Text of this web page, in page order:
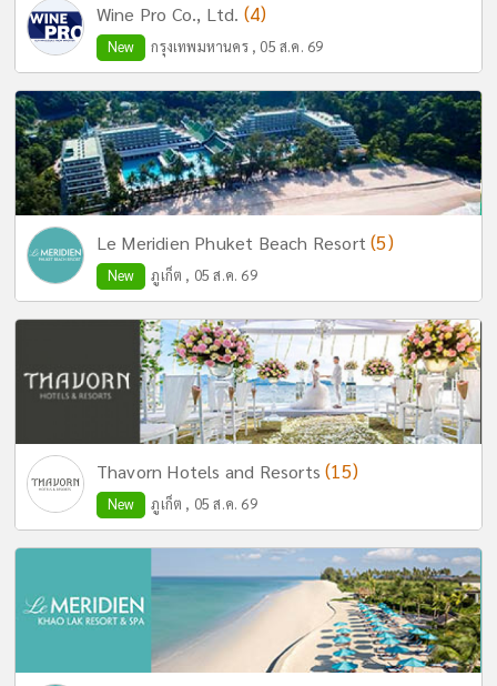
Wine Pro Co., Ltd. (4)
New กรุงเทพมหานคร , 05 ส.ค. 69
Le Meridien Phuket Beach Resort(5)
New ภูเก็ต , 05 ส.ค. 69
Thavorn Hotels and Resorts(15)
New ภูเก็ต , 05 ส.ค. 69